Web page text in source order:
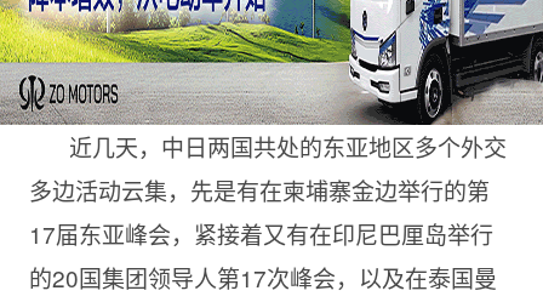
梁云祥 专栏 未名观察★梁云祥
日本华侨报 2022/11/17 13:42:24
近几天，中日两国共处的东亚地区多个外交
多边活动云集，先是有在柬埔寨金边举行的第
17届东亚峰会，紧接着又有在印尼巴厘岛举行
的20国集团领导人第17次峰会，以及在泰国曼